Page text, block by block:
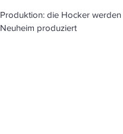
Produktion: die Hocker
Neuheim produziert